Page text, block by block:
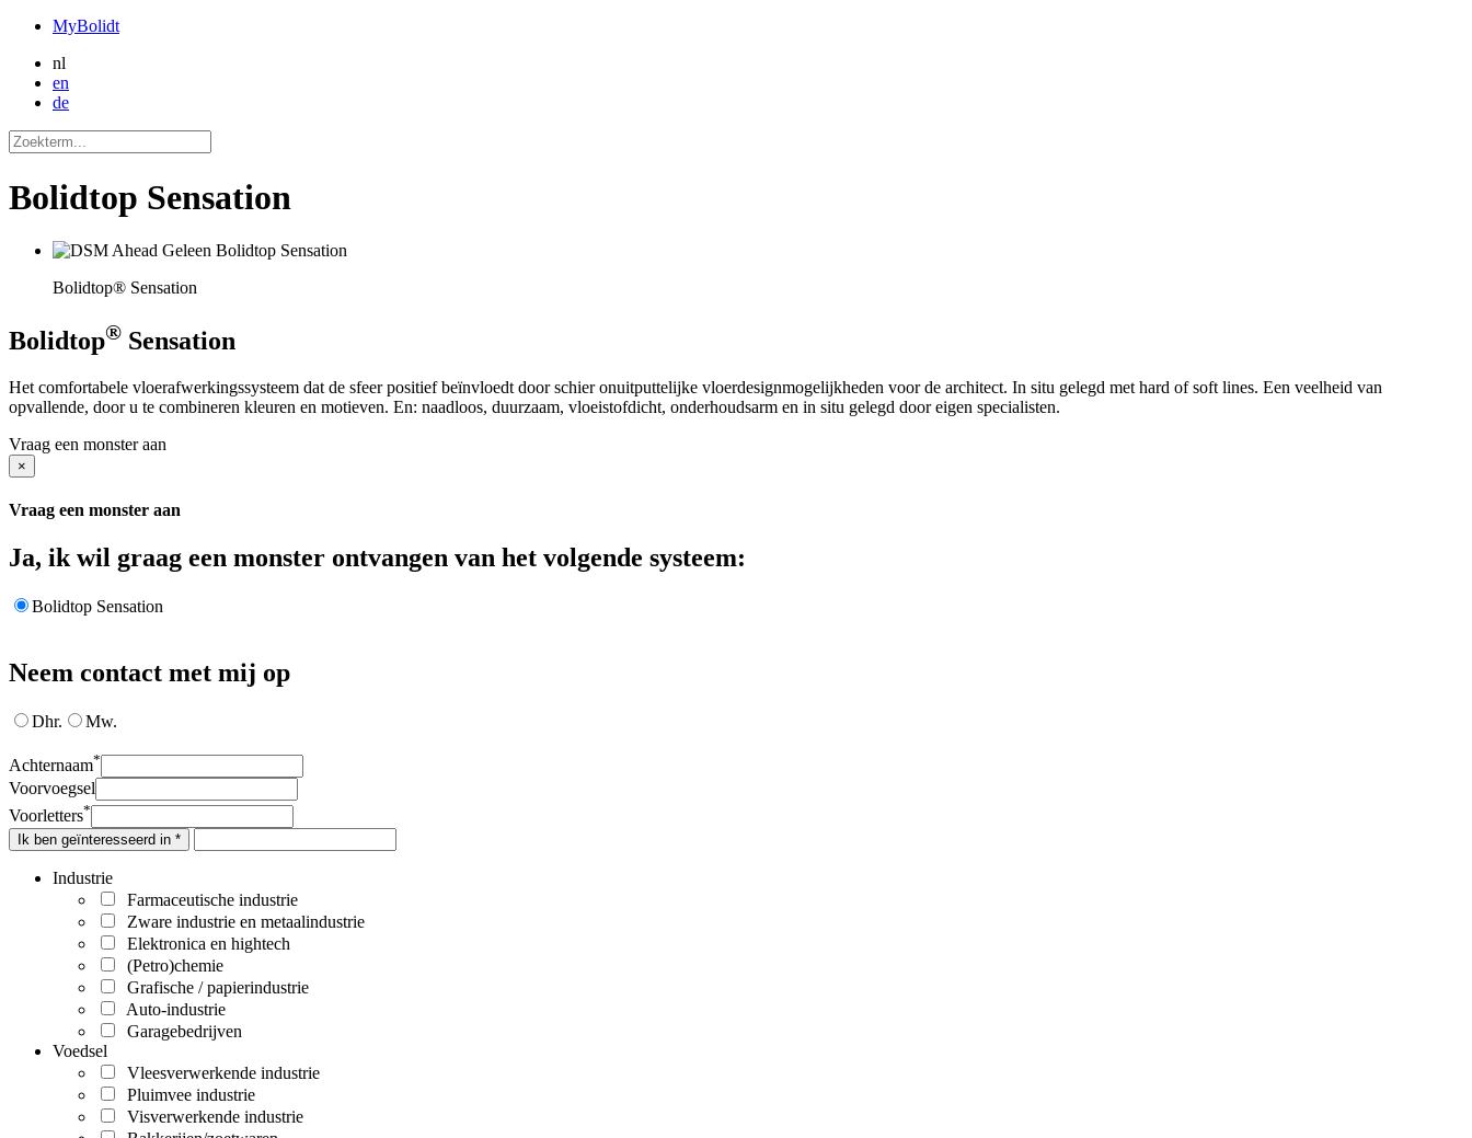
MyBolidt
nl
en
de
Bolidtop Sensation
Bolidtop® Sensation
Bolidtop® Sensation
Het comfortabele vloerafwerkingssysteem dat de sfeer positief beïnvloedt door schier onuitputtelijke vloerdesignmogelijkheden voor de architect. In situ gelegd met hard of soft lines. Een veelheid van
opvallende, door u te combineren kleuren en motieven. En: naadloos, duurzaam, vloeistofdicht, onderhoudsarm en in situ gelegd door eigen specialisten.
Vraag een monster aan
×
Vraag een monster aan
Ja, ik wil graag een monster ontvangen van het volgende systeem:
Bolidtop Sensation
Neem contact met mij op
Dhr. Mw.
Achternaam*
Voorvoegsel
Voorletters*
Ik ben geïnteresseerd in *
Industrie
Farmaceutische industrie
Zware industrie en metaalindustrie
Elektronica en hightech
(Petro)chemie
Grafische / papierindustrie
Auto-industrie
Garagebedrijven
Voedsel
Vleesverwerkende industrie
Pluimvee industrie
Visverwerkende industrie